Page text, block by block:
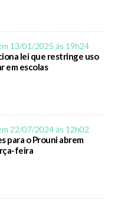
13/01/2025 ás 19h24
lei que restringe uso
em escolas
22/07/2024 ás 12h02
para o Prouni abrem
feira